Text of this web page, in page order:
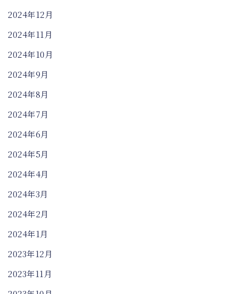
2024年12月
2024年11月
2024年10月
2024年9月
2024年8月
2024年7月
2024年6月
2024年5月
2024年4月
2024年3月
2024年2月
2024年1月
2023年12月
2023年11月